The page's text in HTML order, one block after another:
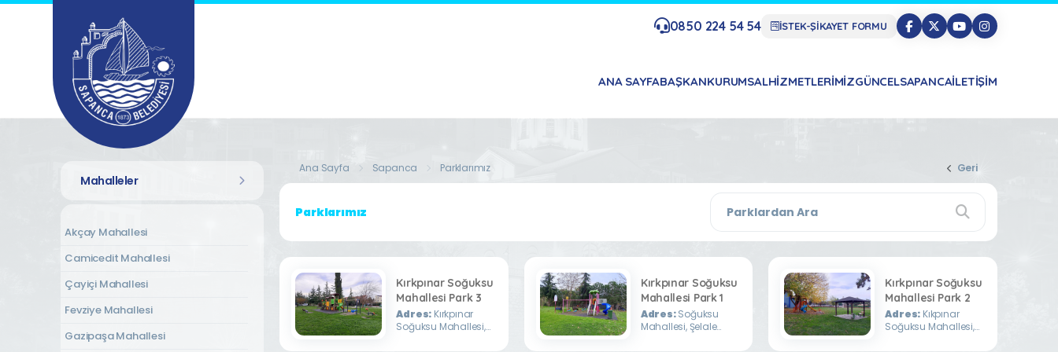
0850 224 54 54 İSTEK-ŞİKAYET FORMU
ANA SAYFABAŞKANKURUMSALHIZMETLERIMIZGÜNCELSAPANCAİLETIŞIM
Mahalleler
Akçay Mahallesi
Camicedit Mahallesi
Çayiçi Mahallesi
Fevziye Mahallesi
Gazipaşa Mahallesi
Ana Sayfa Sapanca Parklarımız Geri
Parklarımız
Kırkpınar Soğuksu
Mahallesi Park 3
Adres: Kırkpınar
Soğuksu Mahallesi,
Kırkpınar Soğuksu
Mahallesi Park 1
Adres:Soğuksu
Mahallesi, Şelale
Kırkpınar Soğuksu
Mahallesi Park 2
Adres: Kıkpınar
Soğuksu Mahallesi,